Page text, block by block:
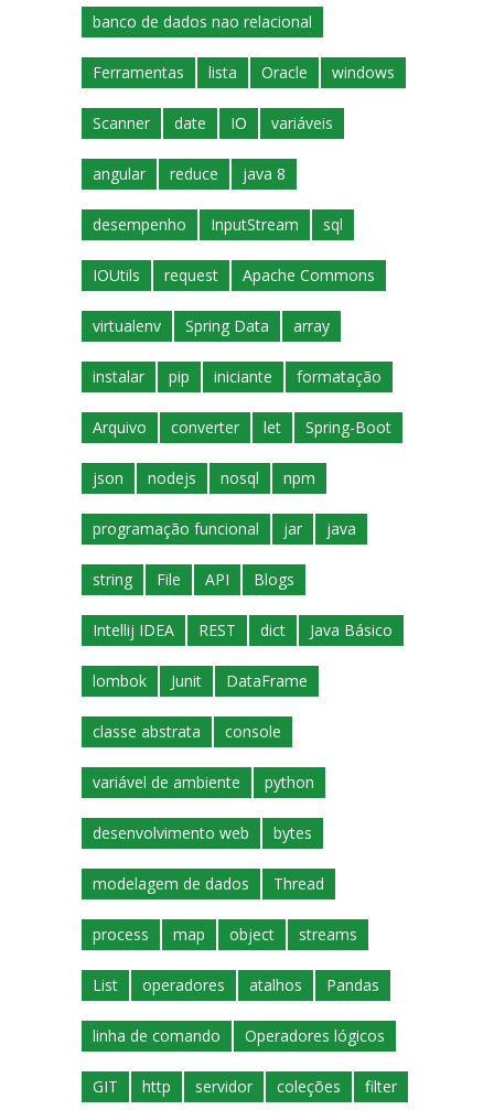
banco de dados nao relacional
Ferramentas lista Oracle windows
Scanner date IO variáveis
angular reduce java 8
desempenho InputStream sql
IOUtils request Apache Commons
virtualenv Spring Data array
instalar pip iniciante formatação
Arquivo converter let Spring-Boot
json nodejs nosql npm
programação funcional jar java
string File API Blogs
Intellij IDEA REST dict Java Básico
lombok Junit DataFrame
classe abstrata console
variável de ambiente python
desenvolvimento web bytes
modelagem de dados Thread
process map object streams
List operadores atalhos Pandas
linha de comando Operadores lógicos
GIT http servidor coleções filter